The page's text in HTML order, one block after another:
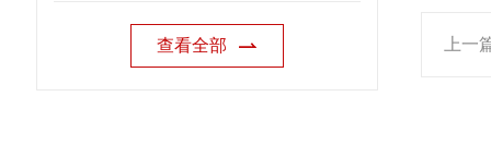
查看全部 上一